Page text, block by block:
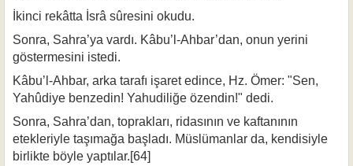
İkinci rekâtta İsrâ sûresini okudu.
Sonra, Sahra’ya vardı. Kâbu’l-Ahbar’dan, onun yerini
göstermesini istedi.
Kâbu’l-Ahbar, arka tarafı işaret edince, Hz. Ömer: "Sen,
Yahûdiye benzedin! Yahudiliğe özendin!" dedi.
Sonra, Sahra’dan, toprakları, ridasının ve kaftanının
etekleriyle taşımağa baş­ladı. Müslümanlar da, kendisiyle
birlikte böyle yaptılar.[64]